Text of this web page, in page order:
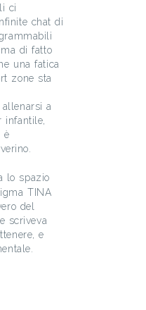
ci
chat di
di fatto
una fatica
zone sta
a
infantile,
è
lo spazio
TINA
del
scriveva
e